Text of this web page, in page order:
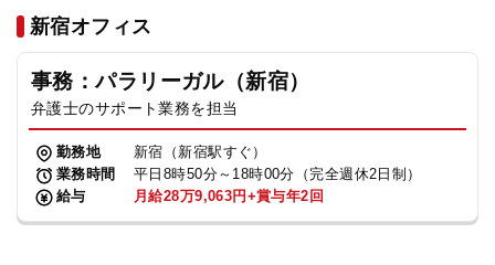
新宿オフィス
事務：パラリーガル（新宿）
弁護士のサポート業務を担当
勤務地
新宿（新宿駅すぐ）
業務時間
平日8時50分～18時00分（完全週休2日制）
給与
月給28万9,063円+賞与年2回